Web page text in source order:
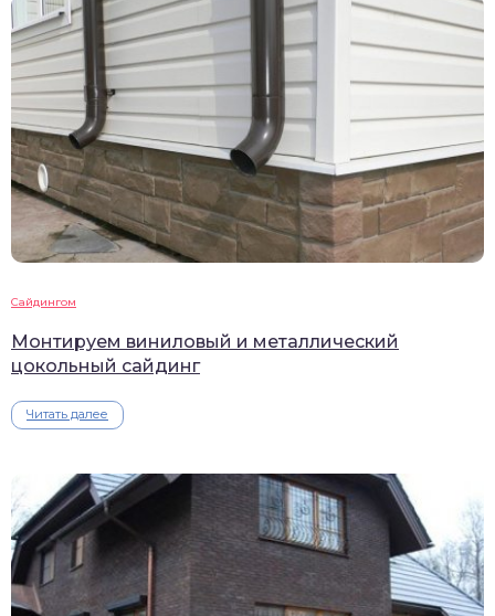
Сайдингом
Монтируем виниловый и металлический
цокольный сайдинг
Читать далее